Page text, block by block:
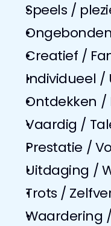
Speels /
Creatief /
Individueel /
Ontdekken /
Vaardig /
Prestatie /
Uitdaging /
Trots /
Waardering